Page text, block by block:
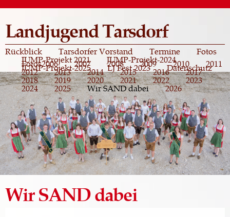
Direkt
Inhalt
Landjugend Tarsdorf
Rückblick Tarsdorfer Vorstand Termine
Fotos
Fotos2006 2007 2008 2009 2010 2011
2012 2013 2014 2015 2016 2017
2018 2019 2020 2021 2022 2023
2024 2025 Wir SAND dabei 2026
JUMP-Projekt 2021 JUMP-Projekt-2024
JUMP-Projekt-2025 LJ Fest 2023 Datenschutz
Wir SAND dabei